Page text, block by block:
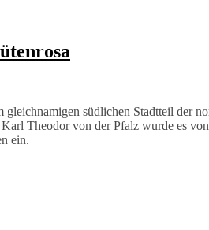
gleichnamigen südlichen Stadtteil der
Theodor von der Pfalz wurde es
ein.